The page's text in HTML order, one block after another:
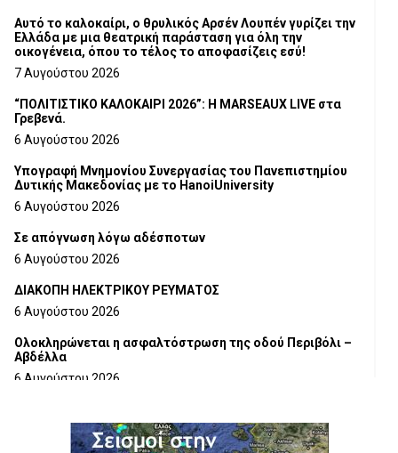
Αυτό το καλοκαίρι, ο θρυλικός Αρσέν Λουπέν γυρίζει την
Ελλάδα με μια θεατρική παράσταση για όλη την
οικογένεια, όπου το τέλος το αποφασίζεις εσύ!
7 Αυγούστου 2026
“ΠΟΛΙΤΙΣΤΙΚΟ ΚΑΛΟΚΑΙΡΙ 2026”: Η MARSEAUX LIVE στα
Γρεβενά.
6 Αυγούστου 2026
Υπογραφή Μνημονίου Συνεργασίας του Πανεπιστημίου
Δυτικής Μακεδονίας με το HanoiUniversity
6 Αυγούστου 2026
Σε απόγνωση λόγω αδέσποτων
6 Αυγούστου 2026
ΔΙΑΚΟΠΗ ΗΛΕΚΤΡΙΚΟΥ ΡΕΥΜΑΤΟΣ
6 Αυγούστου 2026
Ολοκληρώνεται η ασφαλτόστρωση της οδού Περιβόλι –
Αβδέλλα
6 Αυγούστου 2026
5 Αυγούστου 2026